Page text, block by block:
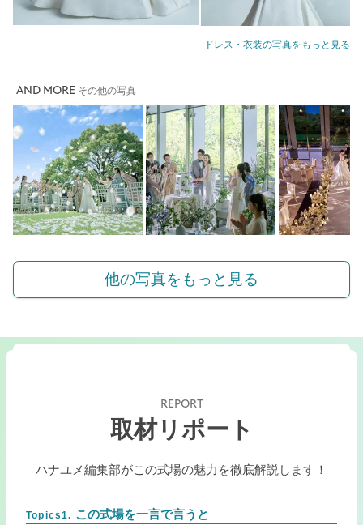
ドレス・衣装の写真をもっと見る
AND MORE その他の写真
他の写真をもっと見る
REPORT
取材リポート
ハナユメ編集部がこの式場の魅力を徹底解説します！
Topics1. この式場を一言で言うと